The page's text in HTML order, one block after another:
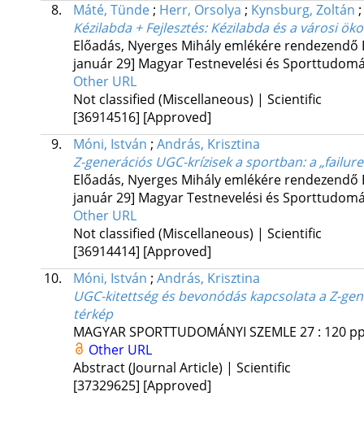
8.
Máté, Tünde; Herr, Orsolya ; Kynsburg, Zoltán ;
Kézilabda + Fejlesztés: Kézilabda és a városi
Előadás, Nyerges Mihály emlékére
január 29] Magyar Testnevelési és
Other URL
Not classified (Miscellaneous) | Scientific
[36914516] [Approved]
9.
Móni, István ; András, Krisztina
Z-generációs UGC-krízisek a sportban: a
Előadás, Nyerges Mihály emlékére
január 29] Magyar Testnevelési és
Other URL
Not classified (Miscellaneous) | Scientific
[36914414] [Approved]
10.
Móni, István ; András, Krisztina
UGC-kitettség és bevonódás kapcsolata a Z-
térkép
MAGYAR SPORTTUDOMÁNYI SZEMLE 27: 120
Other URL
Abstract (Journal Article) | Scientific
[37329625] [Approved]